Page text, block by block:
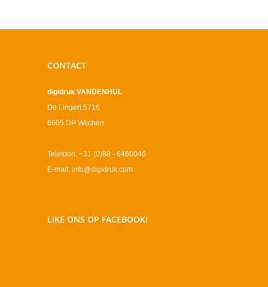
CONTACT
digidruk VANDENHUL
De Lingert 5716
6605 DP Wijchen
Telefoon: +31 (0)88 - 6460046
E-mail: info@digidruk.com
LIKE ONS OP FACEBOOK!